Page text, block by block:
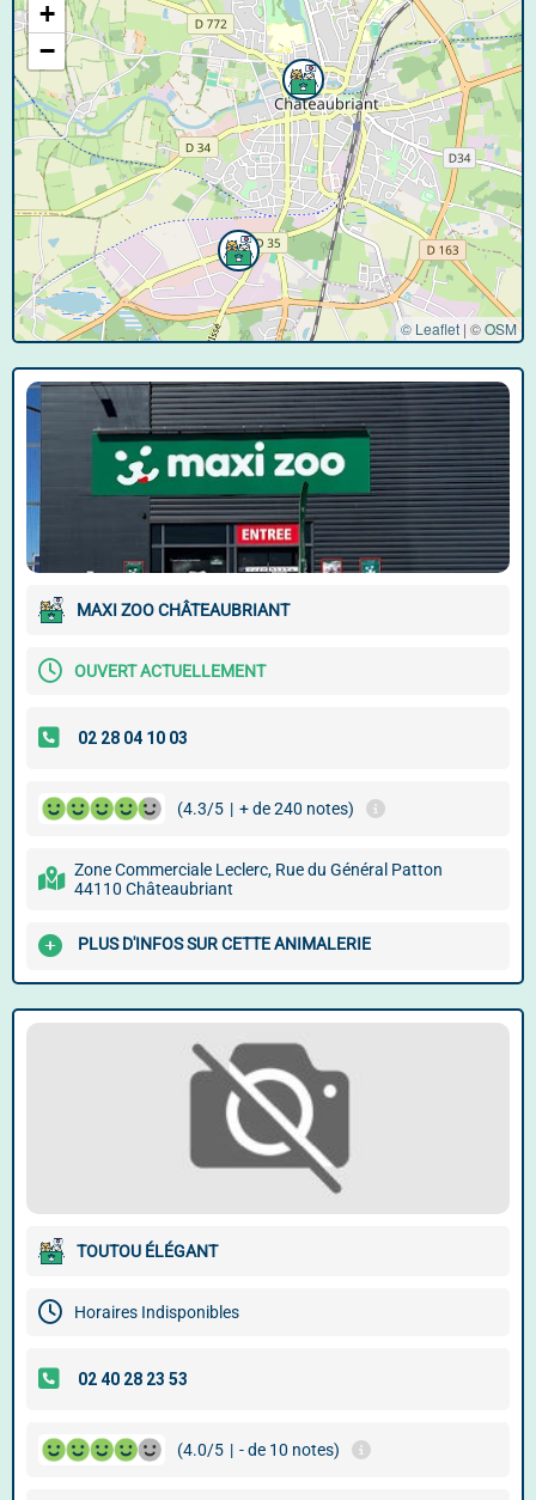
+
−
© Leaflet | ©OSM
MAXI ZOO CHÂTEAUBRIANT
OUVERT ACTUELLEMENT
(4.3/5 | + de 240 notes)
Zone Commerciale Leclerc, Rue du Général Patton
44110 Châteaubriant
PLUS D'INFOS SUR CETTE ANIMALERIE
TOUTOU ÉLÉGANT
Horaires Indisponibles
(4.0/5 | - de 10 notes)